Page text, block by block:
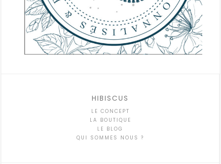
HIBISCUS
LE CONCEPT
LA BOUTIQUE
LE BLOG
QUI SOMMES NOUS ?